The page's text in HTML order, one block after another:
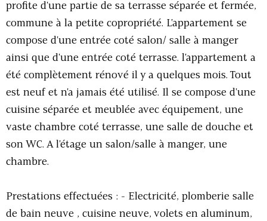
profite d'une partie de sa terrasse séparée et fermée,
commune à la petite copropriété. L'appartement se
compose d'une entrée coté salon/ salle à manger
ainsi que d'une entrée coté terrasse. l'appartement a
été complètement rénové il y a quelques mois. Tout
est neuf et n'a jamais été utilisé. Il se compose d'une
cuisine séparée et meublée avec équipement, une
vaste chambre coté terrasse, une salle de douche et
son WC. A l'étage un salon/salle à manger, une
chambre.
Prestations effectuées : - Electricité, plomberie salle
de bain neuve , cuisine neuve, volets en aluminum,